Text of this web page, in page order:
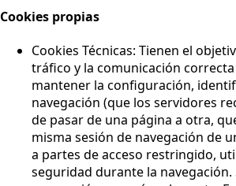
Cookies propias
Cookies Técnicas: Tienen el
tráfico y la comunicación
mantener la configuración,
navegación (que los servidores
de pasar de una página a otra,
misma sesión de navegación de
a partes de acceso restringido,
seguridad durante la navegación.